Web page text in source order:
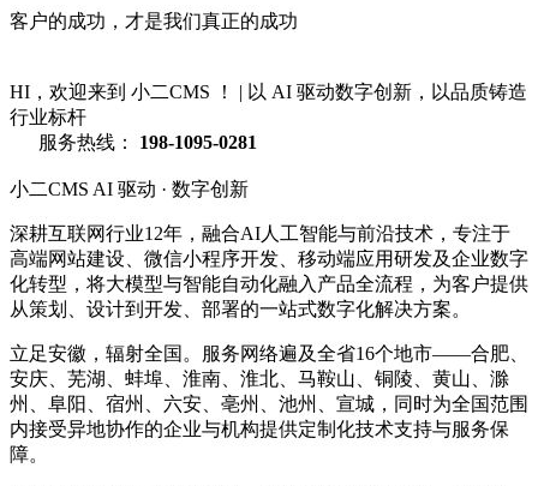
客户的成功，才是我们真正的成功
HI，欢迎来到 小二CMS ！ | 以 AI 驱动数字创新，以品质铸造
行业标杆
服务热线：
198-1095-0281
小二CMS AI 驱动 · 数字创新
深耕互联网行业12年，融合AI人工智能与前沿技术，专注于
高端网站建设、微信小程序开发、移动端应用研发及企业数字
化转型，将大模型与智能自动化融入产品全流程，为客户提供
从策划、设计到开发、部署的一站式数字化解决方案。
立足安徽，辐射全国。服务网络遍及全省16个地市——合肥、
安庆、芜湖、蚌埠、淮南、淮北、马鞍山、铜陵、黄山、滁
州、阜阳、宿州、六安、亳州、池州、宣城，同时为全国范围
内接受异地协作的企业与机构提供定制化技术支持与服务保
障。